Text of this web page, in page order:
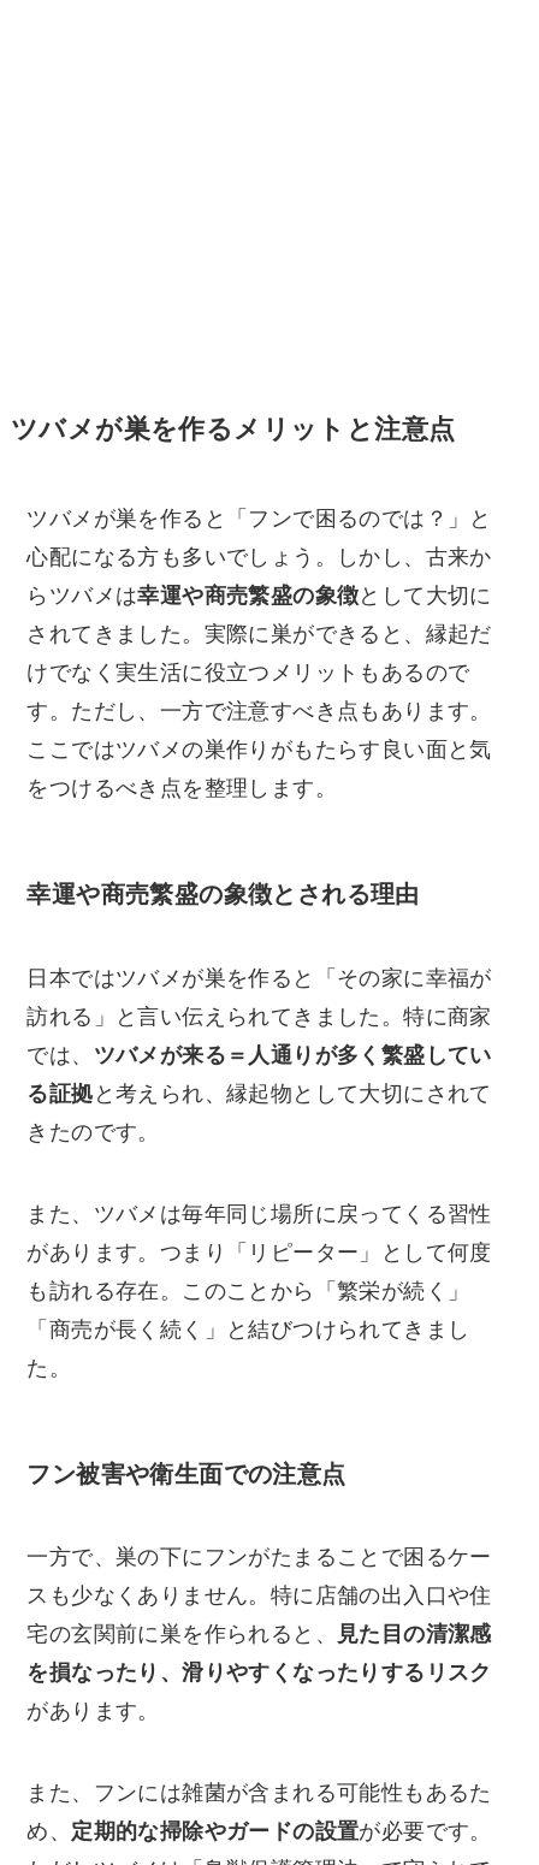
ツバメが巣を作るメリットと注意点
ツバメが巣を作ると「フンで困るのでは？」と
心配になる方も多いでしょう。しかし、古来か
らツバメは幸運や商売繁盛の象徴として大切に
されてきました。実際に巣ができると、縁起だ
けでなく実生活に役立つメリットもあるので
す。ただし、一方で注意すべき点もあります。
ここではツバメの巣作りがもたらす良い面と気
をつけるべき点を整理します。
幸運や商売繁盛の象徴とされる理由
日本ではツバメが巣を作ると「その家に幸福が
訪れる」と言い伝えられてきました。特に商家
では、 ツバメが来る＝人通りが多く繁盛してい
る証拠 と考えられ、縁起物として大切にされて
きたのです。
また、ツバメは毎年同じ場所に戻ってくる習性
があります。つまり「リピーター」として何度
も訪れる存在。このことから「繁栄が続く」
「商売が長く続く」と結びつけられてきまし
た。
フン被害や衛生面での注意点
一方で、巣の下にフンがたまることで困るケー
スも少なくありません。特に店舗の出入口や住
宅の玄関前に巣を作られると、
見た目の清潔感
を損なったり、滑りやすくなったりするリスク
があります。
また、フンには雑菌が含まれる可能性もあるた
め、 定期的な掃除やガードの設置が必要です。